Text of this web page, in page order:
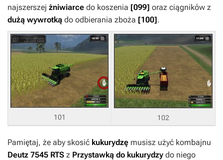
najszerszej żniwiarce do koszenia [099] oraz ciągników z
dużą wywrotką do odbierania zboża [100].
101 102
Pamiętaj, że aby skosić kukurydzę musisz użyć kombajnu
Deutz 7545 RTS z Przystawką do kukurydzy do niego